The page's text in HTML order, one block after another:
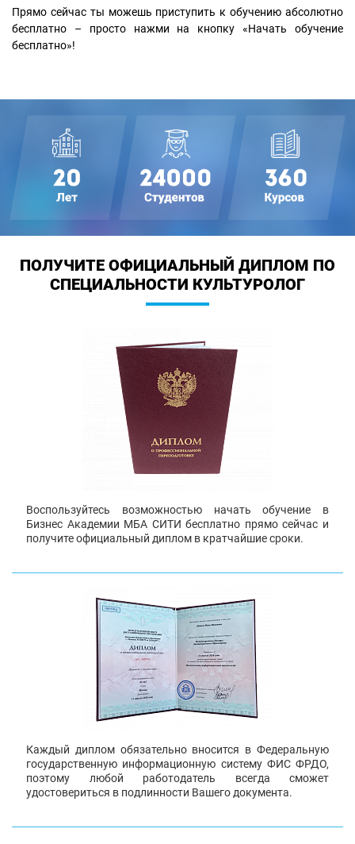
Прямо сейчас ты можешь приступить к обучению абсолютно
бесплатно – просто нажми на кнопку «Начать обучение
бесплатно»!
ПОЛУЧИТЕ ОФИЦИАЛЬНЫЙ ДИПЛОМ ПО
СПЕЦИАЛЬНОСТИ КУЛЬТУРОЛОГ
Воспользуйтесь возможностью начать обучение в
Бизнес Академии МБА СИТИ бесплатно прямо сейчас и
получите официальный диплом в кратчайшие сроки.
Каждый диплом обязательно вносится в Федеральную
государственную информационную систему ФИС ФРДО,
поэтому любой работодатель всегда сможет
удостовериться в подлинности Вашего документа.